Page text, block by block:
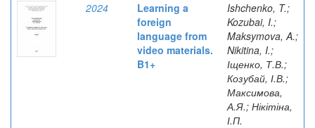
2024
Learning a
foreign
language from
video materials.
B1+
Ishchenko, T.;
Kozubai, I.;
Maksymova, A.;
Nikitina, I.;
Іщенко, Т.В.;
Козубай, І.В.;
Максимова,
А.Я.; Нікітіна,
І.П.